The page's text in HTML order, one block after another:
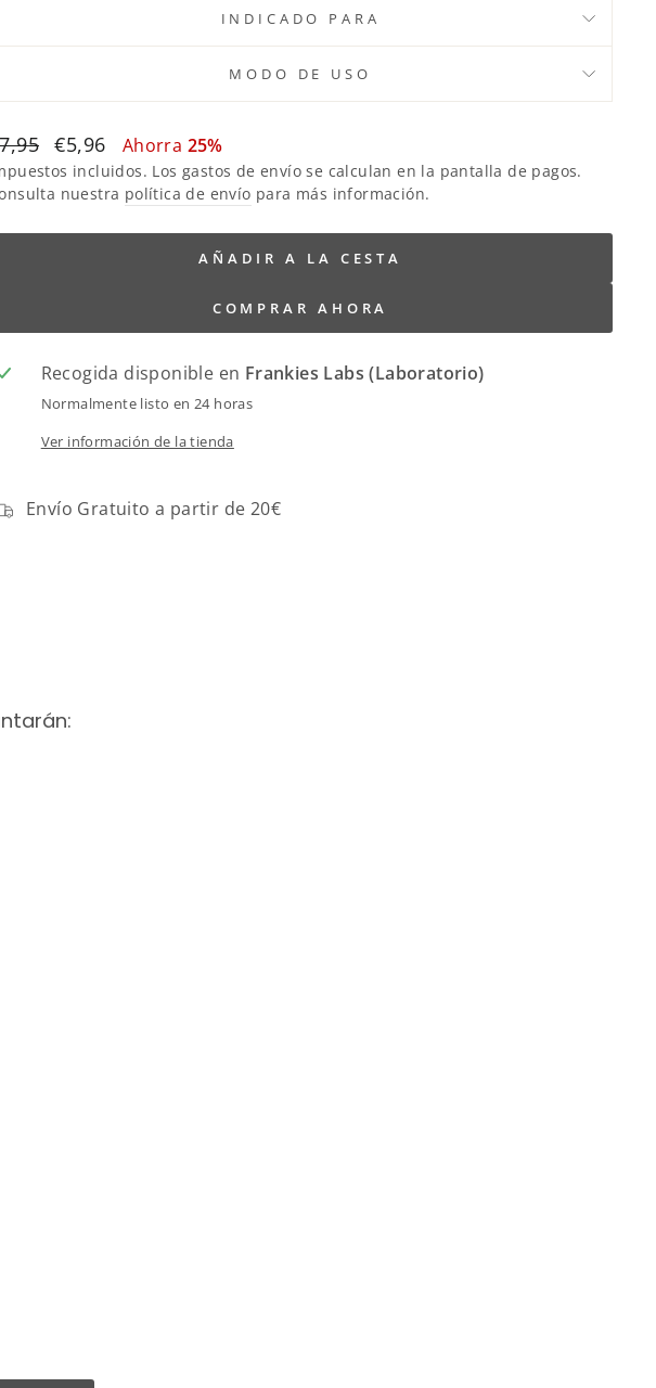
INDICADO PARA
MODO DE USO
Translation
missing:
es.products.general.sale_price
€5,96 Ahorra 25%
incluidos. Los gastos de envío se calculan en la pantalla de pagos.
nuestra política de envío para más información.
AÑADIR A LA CESTA
COMPRAR AHORA
Recogida disponible en Frankies Labs (Laboratorio)
Normalmente listo en 24 horas
Ver información de la tienda
Envío Gratuito a partir de 20€